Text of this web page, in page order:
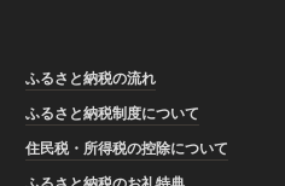
ふるさと納税の流れ
ふるさと納税制度について
住民税・所得税の控除について